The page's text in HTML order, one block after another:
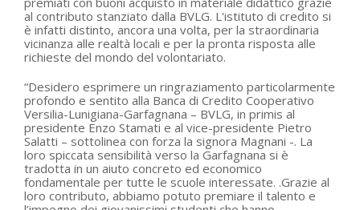
al contributo stanziato dalla BVLG. L'istituto di credito si
è infatti distinto, ancora una volta, per la straordinaria
vicinanza alle realtà locali e per la pronta risposta alle
richieste del mondo del volontariato.
“Desidero esprimere un ringraziamento particolarmente
profondo e sentito alla Banca di Credito Cooperativo
Versilia-Lunigiana-Garfagnana – BVLG, in primis al
presidente Enzo Stamati e al vice-presidente Pietro
Salatti – sottolinea con forza la signora Magnani -. La
loro spiccata sensibilità verso la Garfagnana si è
tradotta in un aiuto concreto ed economico
fondamentale per tutte le scuole interessate. .Grazie al
loro contributo, abbiamo potuto premiare il talento e